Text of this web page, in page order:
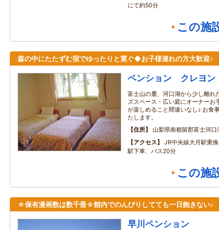
にて約50分
この施
森の中にたたずむ宿でゆったりと寛ぐ◆お子様連れの方大歓迎♪
ペンション クレヨン
富士山の麓、河口湖から少し離れ
ズスペース・広い庭にオーナーお
が楽しめること間違いなし♪ お食
たします。
住所
山梨県南都留郡富士河
アクセス
JR中央線大月駅乗
駅下車、バス20分
この施
☆保有漫画数は数千冊☆館内でのんびりしてても一日飽きない♪
早川ペンション